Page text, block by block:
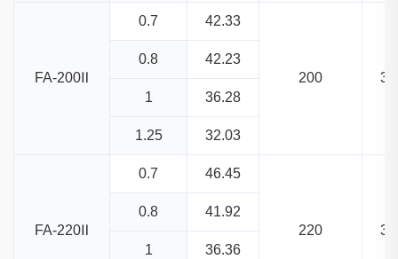
FA-200Ⅱ
0.7 42.33
200
0.8 42.23
1 36.28
1.25 32.03
FA-220Ⅱ
0.7 46.45
220
0.8 41.92
1 36.36